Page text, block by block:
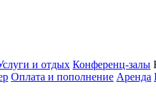
и отдых Конференц-залы
Оплата и пополнение Аренда